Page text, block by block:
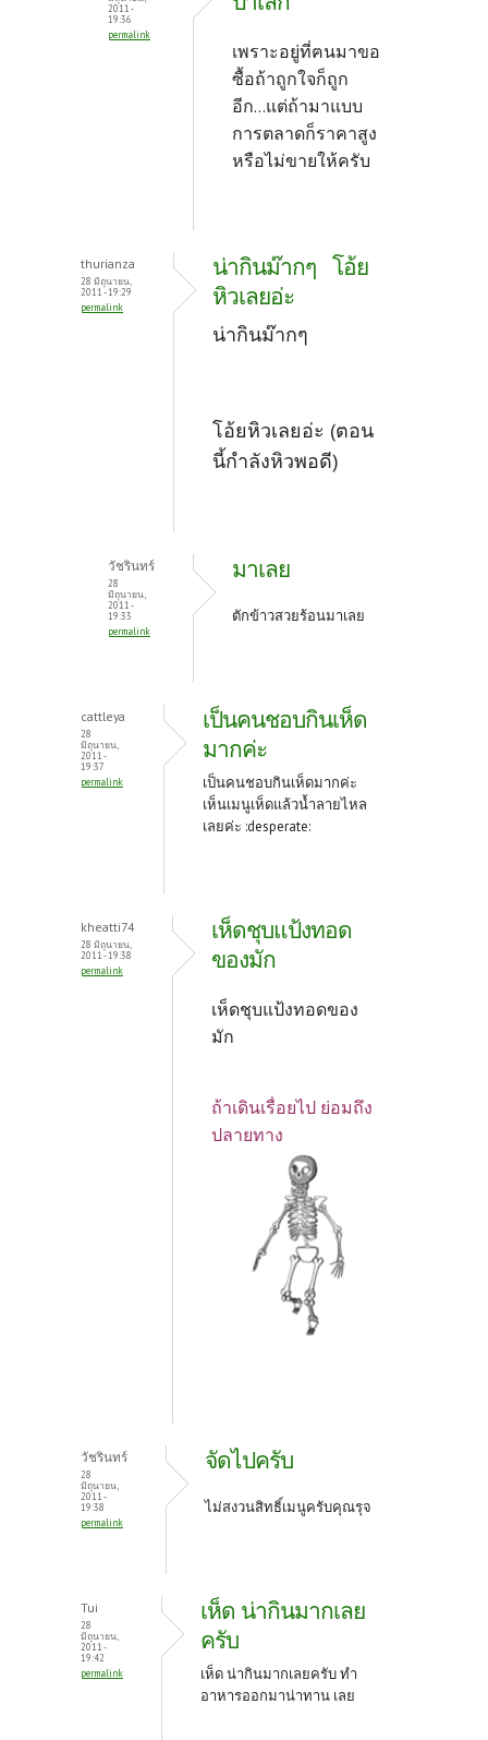
2011 -
19:36
permalink
เพราะอยู่ที่ฅนมาขอ
ซื้อถ้าถูกใจก็ถูก
อีก...แต่ถ้ามาแบบ
การตลาดก็ราคาสูง
หรือไม่ขายให้ครับ
thurianza
28 มิถุนายน,
2011 - 19:29
permalink
น่ากินม๊ากๆ โอ้ย
หิวเลยอ่ะ
น่ากินม๊ากๆ
โอ้ยหิวเลยอ่ะ (ตอน
นี้กำลังหิวพอดี)
วัชรินทร์
28
มิถุนายน,
2011 -
19:33
permalink
มาเลย
ตักข้าวสวยร้อนมาเลย
cattleya
28
มิถุนายน,
2011 -
19:37
permalink
เป็นคนชอบกินเห็ด
มากค่ะ
เป็นคนชอบกินเห็ดมากค่ะ
เห็นเมนูเห็ดแล้วน้ำลายไหล
เลยค่ะ :desperate:
kheatti74
28 มิถุนายน,
2011 - 19:38
permalink
เห็ดชุบแป้งทอด
ของมัก
เห็ดชุบแป้งทอดของ
มัก
ถ้าเดินเรื่อยไป ย่อมถึง
ปลายทาง
วัชรินทร์
28
มิถุนายน,
2011 -
19:38
permalink
จัดไปครับ
ไม่สงวนสิทธิ์เมนูครับคุณรุจ
Tui
28
มิถุนายน,
2011 -
19:42
permalink
เห็ด น่ากินมากเลย
ครับ
เห็ด น่ากินมากเลยครับ ทำ
อาหารออกมาน่าทาน เลย